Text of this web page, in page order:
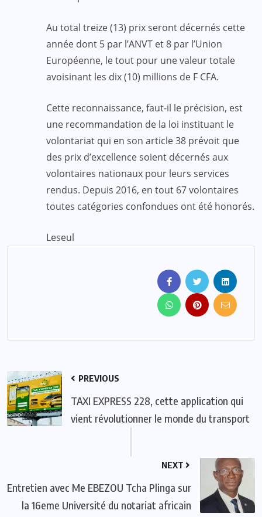
Au total treize (13) prix seront décernés cette
année dont 5 par l’ANVT et 8 par l’Union
Européenne, le tout pour une valeur totale
avoisinant les dix (10) millions de F CFA.
Cette reconnaissance, faut-il le précision, est
une recommandation de la loi instituant le
volontariat qui en son article 38 prévoit que
des prix d’excellence soient décernés aux
volontaires nationaux pour leurs services
rendus. Depuis 2016, en tout 67 volontaires
toutes catégories confondues ont été honorés.
Leseul
PREVIOUS
TAXI EXPRESS 228, cette application qui
vient révolutionner le monde du transport
NEXT
Entretien avec Me EBEZOU Tcha Plinga sur
la 16eme Université du notariat africain